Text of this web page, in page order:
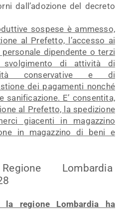
dall’adozione del decreto
sospese è ammesso,
al Prefetto, l’accesso ai
dipendente o terzi
di attività di
conservative e di
dei pagamenti nonché
sanificazione. E’ consentita,
al Prefetto, la spedizione
giacenti in magazzino
in magazzino di beni e
Lombardia
regione Lombardia ha